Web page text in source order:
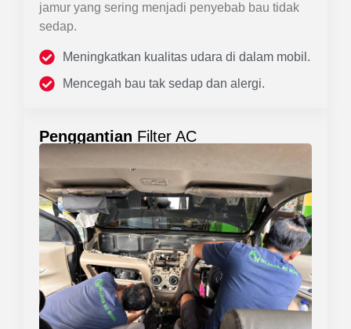
jamur yang sering menjadi penyebab bau tidak
sedap.
Meningkatkan kualitas udara di dalam mobil.
Mencegah bau tak sedap dan alergi.
Penggantian Filter AC